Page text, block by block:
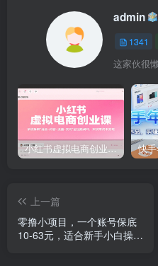
admin
1341
这家伙很
小红书虚拟电商创业课，系统拆解选品-内容-流量-变现，实现零成本变现
上一篇
零撸小项目，一个账号保底
10-63元，适合新手小白操